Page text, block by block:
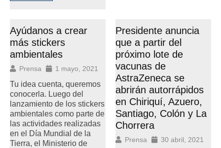
Ayúdanos a crear
más stickers
ambientales
Prensa 1 mayo, 2021
Tu idea cuenta, queremos
conocerla. Luego del
lanzamiento de los stickers
ambientales como parte de
las actividades realizadas
en el Día Mundial de la
Tierra, el Ministerio de
Presidente anuncia
que a partir del
próximo lote de
vacunas de
AstraZeneca se
abrirán autorrápidos
en Chiriquí, Azuero,
Santiago, Colón y La
Chorrera
Prensa 30 abril, 2021